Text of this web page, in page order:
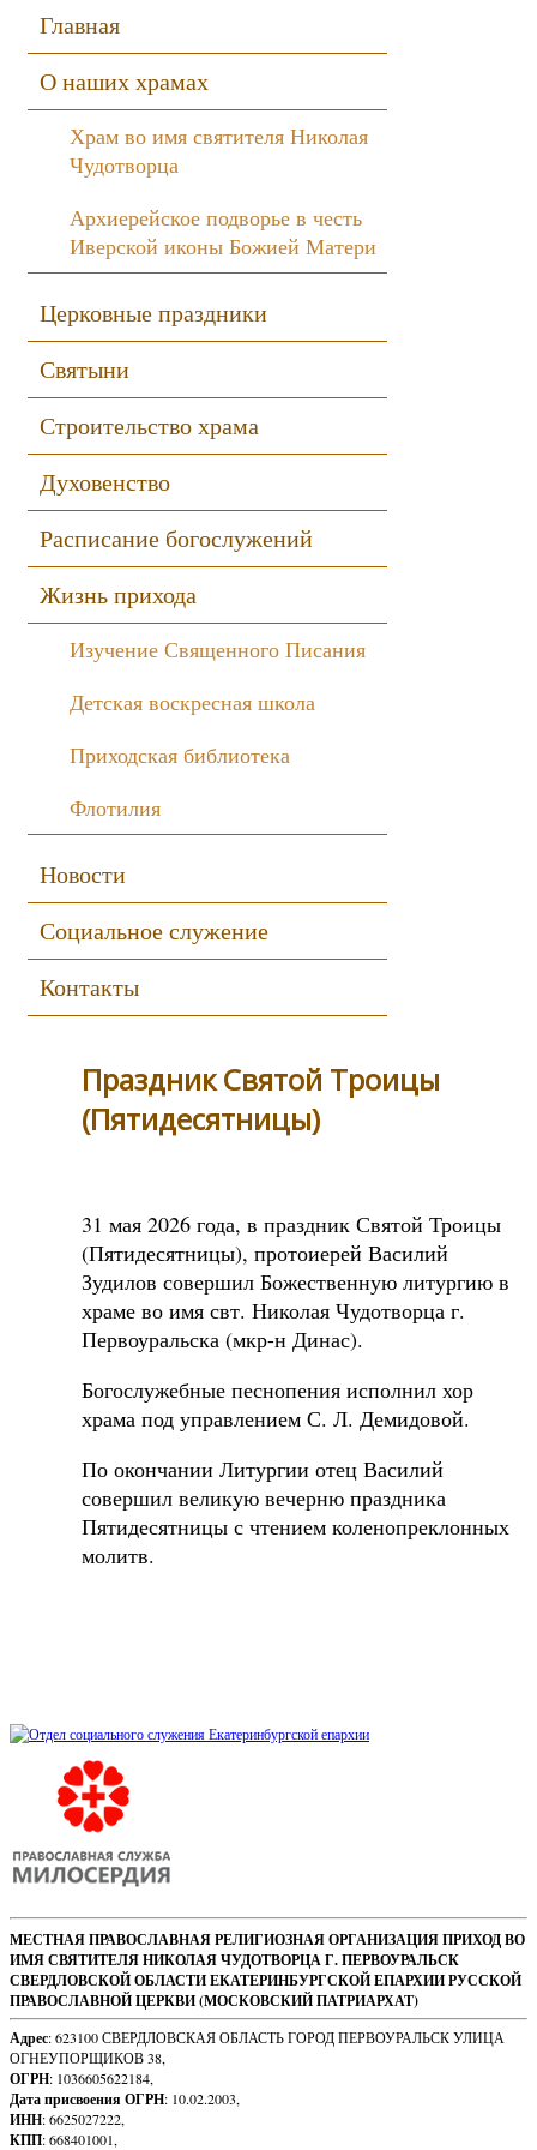
Sidebar
Главная
О наших храмах
Храм во имя святителя Николая
Чудотворца
Архиерейское подворье в честь
Иверской иконы Божией Матери
Церковные праздники
Святыни
Строительство храма
Духовенство
Расписание богослужений
Жизнь прихода
Изучение Священного Писания
Детская воскресная школа
Приходская библиотека
Флотилия
Новости
Социальное служение
Контакты
Праздник Святой Троицы
(Пятидесятницы)
31 мая 2026 года, в праздник Святой Троицы
(Пятидесятницы), протоиерей Василий
Зудилов совершил Божественную литургию в
храме во имя свт. Николая Чудотворца г.
Первоуральска (мкр-н Динас).
Богослужебные песнопения исполнил хор
храма под управлением С. Л. Демидовой.
По окончании Литургии отец Василий
совершил великую вечерню праздника
Пятидесятницы с чтением коленопреклонных
молитв.
Sidebar
Footer
Content
МЕСТНАЯ ПРАВОСЛАВНАЯ РЕЛИГИОЗНАЯ ОРГАНИЗАЦИЯ ПРИХОД ВО
ИМЯ СВЯТИТЕЛЯ НИКОЛАЯ ЧУДОТВОРЦА Г. ПЕРВОУРАЛЬСК
СВЕРДЛОВСКОЙ ОБЛАСТИ ЕКАТЕРИНБУРГСКОЙ ЕПАРХИИ РУССКОЙ
ПРАВОСЛАВНОЙ ЦЕРКВИ (МОСКОВСКИЙ ПАТРИАРХАТ)
Адрес: 623100 СВЕРДЛОВСКАЯ ОБЛАСТЬ ГОРОД ПЕРВОУРАЛЬСК УЛИЦА
ОГНЕУПОРЩИКОВ 38,
ОГРН: 1036605622184,
Дата присвоения ОГРН: 10.02.2003,
ИНН: 6625027222,
КПП: 668401001,